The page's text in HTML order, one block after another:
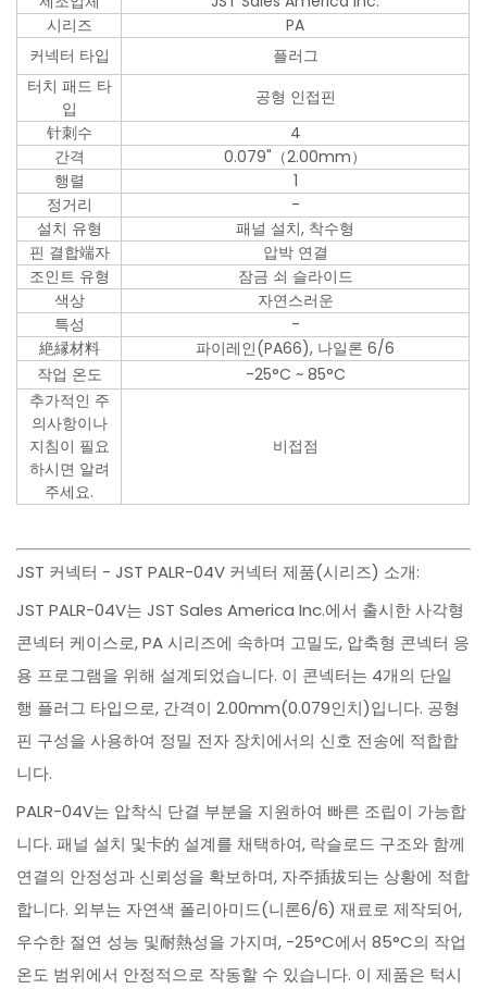
시리즈
PA
커넥터 타입
플러그
터치 패드 타
입
공형 인접핀
针刺수
4
간격
0.079"（2.00mm）
행렬
1
정거리
-
설치 유형
패널 설치, 착수형
핀 결합端자
압박 연결
조인트 유형
잠금 쇠 슬라이드
색상
자연스러운
특성
-
絶縁材料
파이레인(PA66), 나일론 6/6
작업 온도
-25°C ~ 85°C
추가적인 주
의사항이나
지침이 필요
하시면 알려
주세요.
비접점
JST 커넥터 - JST PALR-04V 커넥터 제품(시리즈) 소개:
JST PALR-04V는 JST Sales America Inc.에서 출시한 사각형
콘넥터 케이스로, PA 시리즈에 속하며 고밀도, 압축형 콘넥터 응
용 프로그램을 위해 설계되었습니다. 이 콘넥터는 4개의 단일
행 플러그 타입으로, 간격이 2.00mm(0.079인치)입니다. 공형
핀 구성을 사용하여 정밀 전자 장치에서의 신호 전송에 적합합
니다.
PALR-04V는 압착식 단결 부분을 지원하여 빠른 조립이 가능합
니다. 패널 설치 및卡的 설계를 채택하여, 락슬로드 구조와 함께
연결의 안정성과 신뢰성을 확보하며, 자주插拔되는 상황에 적합
합니다. 외부는 자연색 폴리아미드(니론6/6) 재료로 제작되어,
우수한 절연 성능 및耐熱성을 가지며, -25°C에서 85°C의 작업
온도 범위에서 안정적으로 작동할 수 있습니다. 이 제품은 턱시